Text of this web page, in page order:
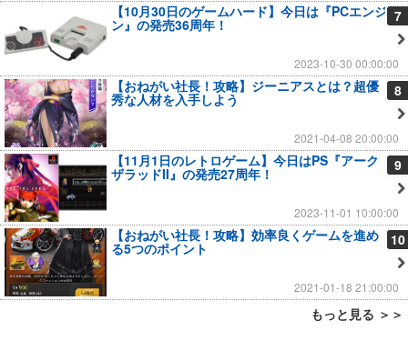
7
【10月30日のゲームハード】今日は『PCエンジ
ン』の発売36周年！
2023-10-30 00:00:00
8
【おねがい社長！攻略】ジーニアスとは？超優
秀な人材を入手しよう
2021-04-08 20:00:00
9
【11月1日のレトロゲーム】今日はPS『アーク
ザラッドII』の発売27周年！
2023-11-01 10:00:00
10
【おねがい社長！攻略】効率良くゲームを進め
る5つのポイント
2021-01-18 21:00:00
もっと見る ＞＞